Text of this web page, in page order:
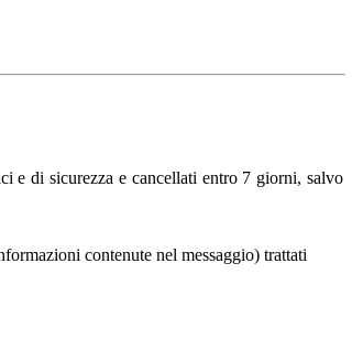
e di sicurezza e cancellati entro 7 giorni, salvo
contenute nel messaggio) trattati